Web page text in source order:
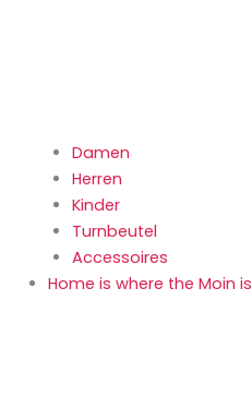
Damen
Herren
Kinder
Turnbeutel
Accessoires
Home is where the Moin is